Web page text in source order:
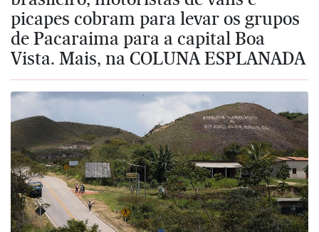
picapes cobram para levar os grupos
de Pacaraima para a capital Boa
Vista. Mais, na COLUNA ESPLANADA